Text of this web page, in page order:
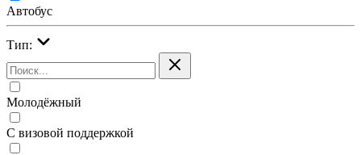
Автобус
Тип:
Молодёжный
С визовой поддержкой